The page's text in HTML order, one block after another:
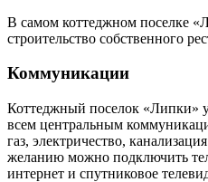
В самом коттеджном поселке
строительство собственного
Коммуникации
Коттеджный поселок «Липки»
всем центральным
газ, электричество,
желанию можно подключить
интернет и спутниковое